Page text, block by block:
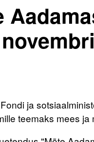
ja
teemaks mees ja